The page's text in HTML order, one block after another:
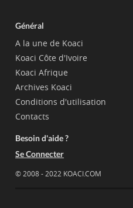
Général
A la une de Koaci
Koaci Côte d'Ivoire
Koaci Afrique
Archives Koaci
Conditions d'utilisation
Contacts
Besoin d'aide ?
Se Connecter
© 2008 - 2022 KOACI.COM